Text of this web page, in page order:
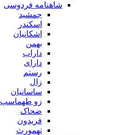
شاهنامه فردوسی
جمشید
اسکندر
اشکانیان
بهمن
داراب
دارای
رستم
زال
ساسانیان
زو طهماسپ‏
ضحاک
فریدون
تهمورث